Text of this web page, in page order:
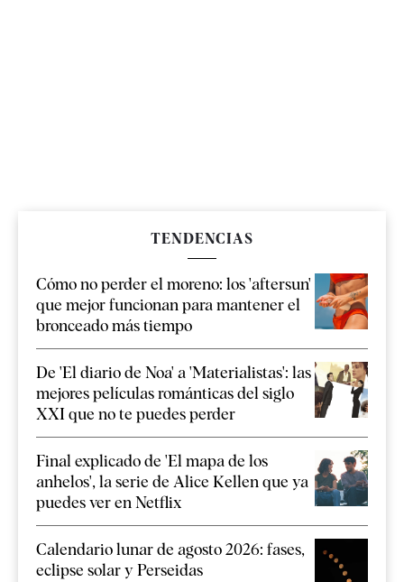
TENDENCIAS
Cómo no perder el moreno: los 'aftersun'
que mejor funcionan para mantener el
bronceado más tiempo
De 'El diario de Noa' a 'Materialistas': las
mejores películas románticas del siglo
XXI que no te puedes perder
Final explicado de 'El mapa de los
anhelos', la serie de Alice Kellen que ya
puedes ver en Netflix
Calendario lunar de agosto 2026: fases,
eclipse solar y Perseidas